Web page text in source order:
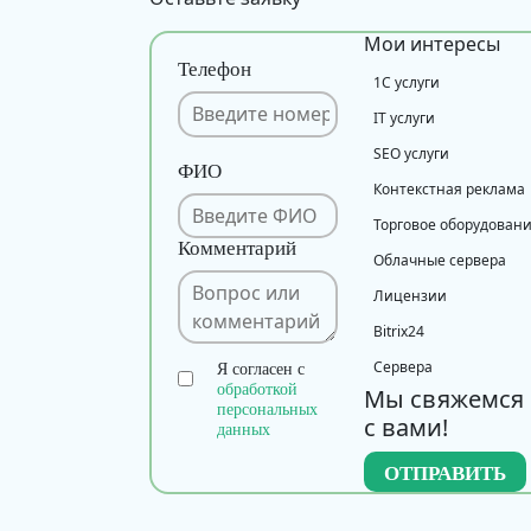
Телефон
ФИО
Комментарий
Я согласен с
обработкой
персональных
данных
Мои интересы
1С услуги
IT услуги
SEO услуги
Контекстная реклама
Торговое
Облачные сервера
Лицензии
Bitrix24
Сервера
Мы свяжемся
с вами!